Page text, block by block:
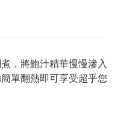
，將鮑汁精華慢慢滲入
單翻熱即可享受超乎您